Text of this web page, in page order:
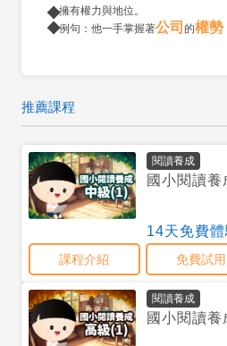
擁有權力與地位。
例句：他一手掌握著公司 的權勢
推薦課程